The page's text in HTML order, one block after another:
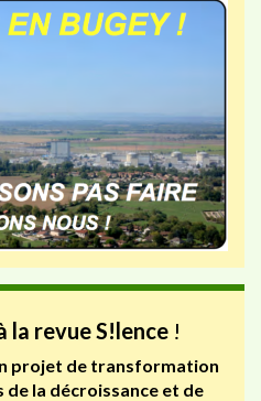
la revue S!lence !
projet de transformation
de la décroissance et de